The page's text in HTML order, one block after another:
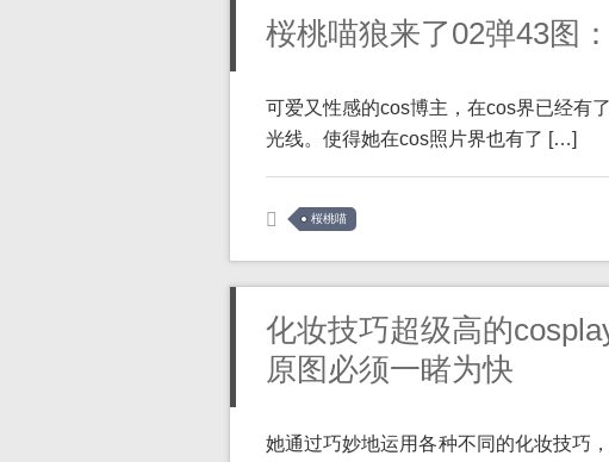
桜桃喵狼来了02弹43图
可爱又性感的cos博主，在cos界已经有
光线。使得她在cos照片界也有了 […]
桜桃喵
化妆技巧超级高的
原图必须一睹为快
她通过巧妙地运用各种不同的化妆技巧